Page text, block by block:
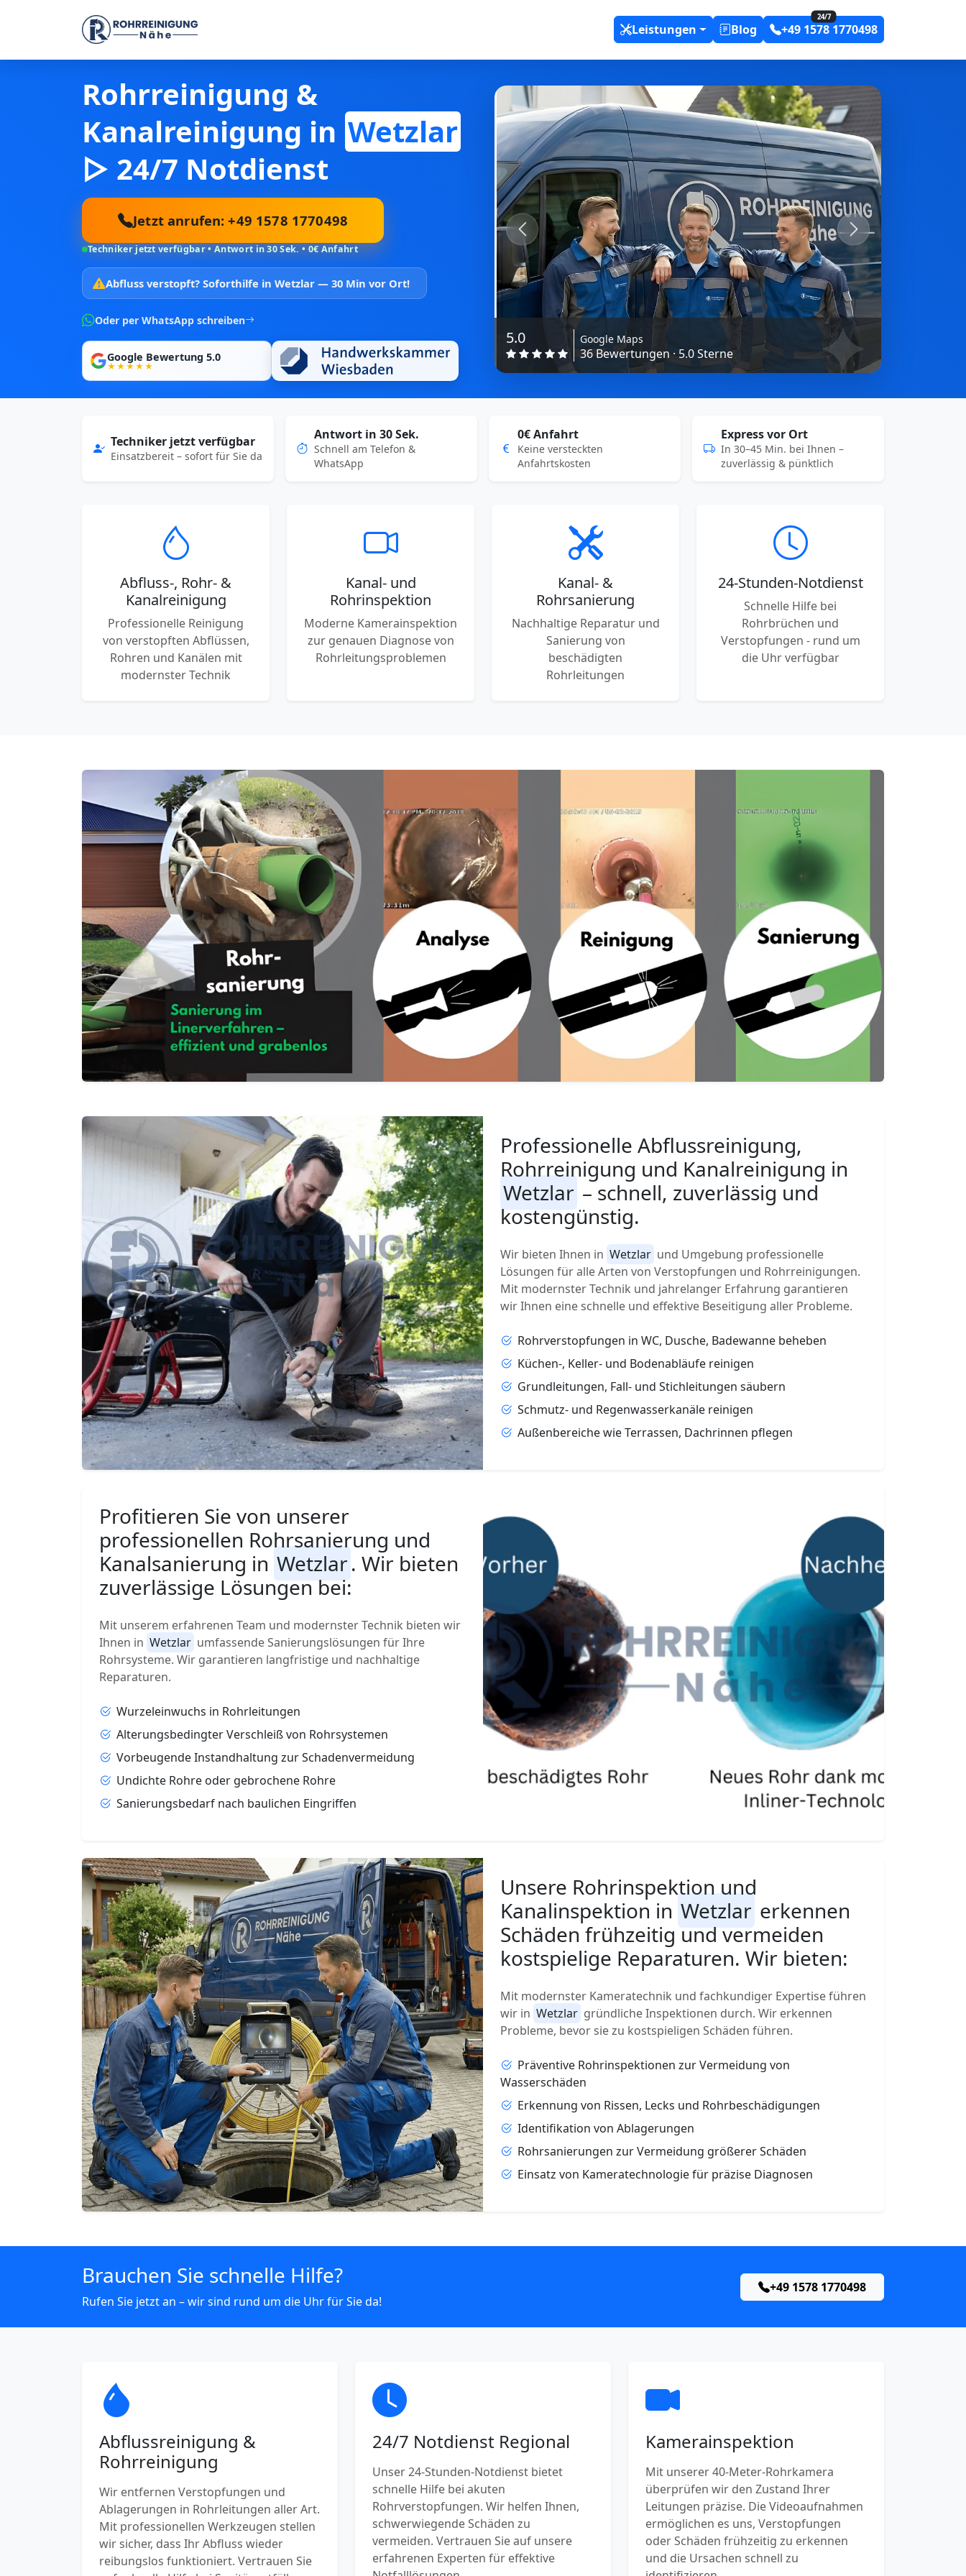
Leistungen Blog
24/7
+49 1578 1770498
Rohrreinigung &
Kanalreinigung in Wetzlar
▷ 24/7 Notdienst
Jetzt anrufen: +49 1578 1770498
Techniker jetzt verfügbar • Antwort in 30 Sek. • 0€ Anfahrt
Abfluss verstopft? Soforthilfe in Wetzlar —30 Min vor Ort!
Oder per WhatsApp schreiben
Google Bewertung 5.0
★★★★★
5.0 Google Maps
36 Bewertungen · 5.0 Sterne
Previous Next
Techniker jetzt verfügbar
Einsatzbereit – sofort für Sie da
Antwort in 30 Sek.
Schnell am Telefon &
WhatsApp
0€ Anfahrt
Keine versteckten
Anfahrtskosten
Express vor Ort
In 30–45 Min. bei Ihnen –
zuverlässig & pünktlich
Abfluss-, Rohr- &
Kanalreinigung
Professionelle Reinigung
von verstopften Abflüssen,
Rohren und Kanälen mit
modernster Technik
Kanal- und
Rohrinspektion
Moderne Kamerainspektion
zur genauen Diagnose von
Rohrleitungsproblemen
Kanal- &
Rohrsanierung
Nachhaltige Reparatur und
Sanierung von
beschädigten
Rohrleitungen
24-Stunden-Notdienst
Schnelle Hilfe bei
Rohrbrüchen und
Verstopfungen - rund um
die Uhr verfügbar
Professionelle Abflussreinigung,
Rohrreinigung und Kanalreinigung in
Wetzlar – schnell, zuverlässig und
kostengünstig.
Wir bieten Ihnen in Wetzlar und Umgebung professionelle
Lösungen für alle Arten von Verstopfungen und Rohrreinigungen.
Mit modernster Technik und jahrelanger Erfahrung garantieren
wir Ihnen eine schnelle und effektive Beseitigung aller Probleme.
Rohrverstopfungen in WC, Dusche, Badewanne beheben
Küchen-, Keller- und Bodenabläufe reinigen
Grundleitungen, Fall- und Stichleitungen säubern
Schmutz- und Regenwasserkanäle reinigen
Außenbereiche wie Terrassen, Dachrinnen pflegen
Profitieren Sie von unserer
professionellen Rohrsanierung und
Kanalsanierung in Wetzlar. Wir bieten
zuverlässige Lösungen bei:
Mit unserem erfahrenen Team und modernster Technik bieten wir
Ihnen in Wetzlar umfassende Sanierungslösungen für Ihre
Rohrsysteme. Wir garantieren langfristige und nachhaltige
Reparaturen.
Wurzeleinwuchs in Rohrleitungen
Alterungsbedingter Verschleiß von Rohrsystemen
Vorbeugende Instandhaltung zur Schadenvermeidung
Undichte Rohre oder gebrochene Rohre
Sanierungsbedarf nach baulichen Eingriffen
Unsere Rohrinspektion und
Kanalinspektion in Wetzlar erkennen
Schäden frühzeitig und vermeiden
kostspielige Reparaturen. Wir bieten:
Mit modernster Kameratechnik und fachkundiger Expertise führen
wir in Wetzlar gründliche Inspektionen durch. Wir erkennen
Probleme, bevor sie zu kostspieligen Schäden führen.
Präventive Rohrinspektionen zur Vermeidung von
Wasserschäden
Erkennung von Rissen, Lecks und Rohrbeschädigungen
Identifikation von Ablagerungen
Rohrsanierungen zur Vermeidung größerer Schäden
Einsatz von Kameratechnologie für präzise Diagnosen
Brauchen Sie schnelle Hilfe?
Rufen Sie jetzt an – wir sind rund um die Uhr für Sie da!
+49 1578 1770498
Abflussreinigung &
Rohrreinigung
Wir entfernen Verstopfungen und
Ablagerungen in Rohrleitungen aller Art.
Mit professionellen Werkzeugen stellen
wir sicher, dass Ihr Abfluss wieder
reibungslos funktioniert. Vertrauen Sie
24/7 Notdienst Regional
Unser 24-Stunden-Notdienst bietet
schnelle Hilfe bei akuten
Rohrverstopfungen. Wir helfen Ihnen,
schwerwiegende Schäden zu
vermeiden. Vertrauen Sie auf unsere
erfahrenen Experten für effektive
Kamerainspektion
Mit unserer 40-Meter-Rohrkamera
überprüfen wir den Zustand Ihrer
Leitungen präzise. Die Videoaufnahmen
ermöglichen es uns, Verstopfungen
oder Schäden frühzeitig zu erkennen
und die Ursachen schnell zu